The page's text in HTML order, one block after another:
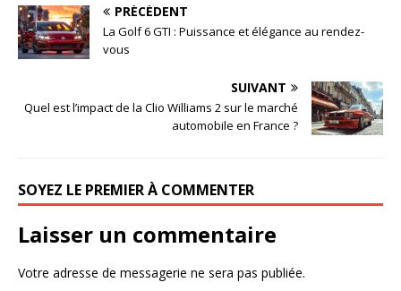
PRÉCÉDENT
La Golf 6 GTI : Puissance et élégance au rendez-
vous
SUIVANT
Quel est l’impact de la Clio Williams 2 sur le marché
automobile en France ?
SOYEZ LE PREMIER À COMMENTER
Laisser un commentaire
Votre adresse de messagerie ne sera pas publiée.